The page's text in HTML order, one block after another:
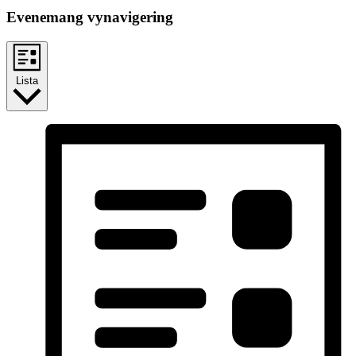
Evenemang vynavigering
Lista